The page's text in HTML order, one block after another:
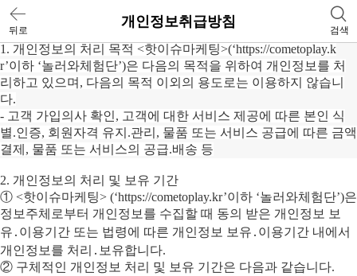
뒤로
개인정보취급방침
검색
1. 개인정보의 처리 목적 <핫이슈마케팅>(‘https://cometoplay.k
r’이하 ‘놀러와체험단’)은 다음의 목적을 위하여 개인정보를 처
리하고 있으며, 다음의 목적 이외의 용도로는 이용하지 않습니
다.
- 고객 가입의사 확인, 고객에 대한 서비스 제공에 따른 본인 식
별.인증, 회원자격 유지.관리, 물품 또는 서비스 공급에 따른 금액
결제, 물품 또는 서비스의 공급.배송 등
2. 개인정보의 처리 및 보유 기간
① <핫이슈마케팅> (‘https://cometoplay.kr’이하 ‘놀러와체험단’)은
정보주체로부터 개인정보를 수집할 때 동의 받은 개인정보 보
유․이용기간 또는 법령에 따른 개인정보 보유․이용기간 내에서
개인정보를 처리․보유합니다.
② 구체적인 개인정보 처리 및 보유 기간은 다음과 같습니다.